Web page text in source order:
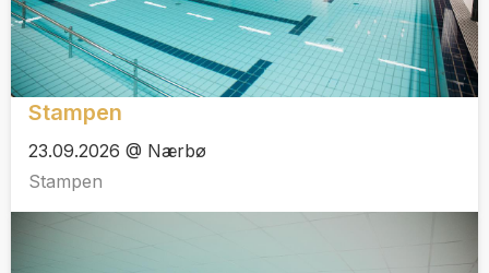
Stampen
23.09.2026 @ Nærbø
Stampen